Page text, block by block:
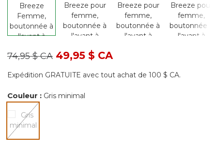
Prix réduit de
74,95 $ CAà49,95 $ CA
Expédition GRATUITE avec tout achat de 100 $ CA.
Couleur : Gris minimal